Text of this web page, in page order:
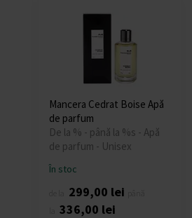
Mancera Cedrat Boise Apă
de parfum
De la % - până la %s - Apă
de parfum - Unisex
În stoc
299,00 lei
336,00 lei